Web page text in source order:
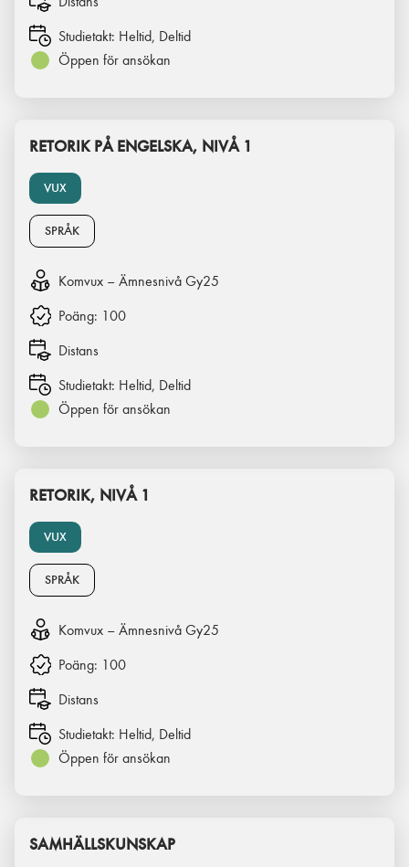
Studietakt: Heltid, Deltid
Öppen för ansökan
VUX
RETORIK PÅ ENGELSKA, NIVÅ 1
SPRÅK
Komvux – Ämnesnivå Gy25
Poäng: 100
Distans
Studietakt: Heltid, Deltid
Öppen för ansökan
VUX
RETORIK, NIVÅ 1
SPRÅK
Komvux – Ämnesnivå Gy25
Poäng: 100
Distans
Studietakt: Heltid, Deltid
Öppen för ansökan
SAMHÄLLSKUNSKAP